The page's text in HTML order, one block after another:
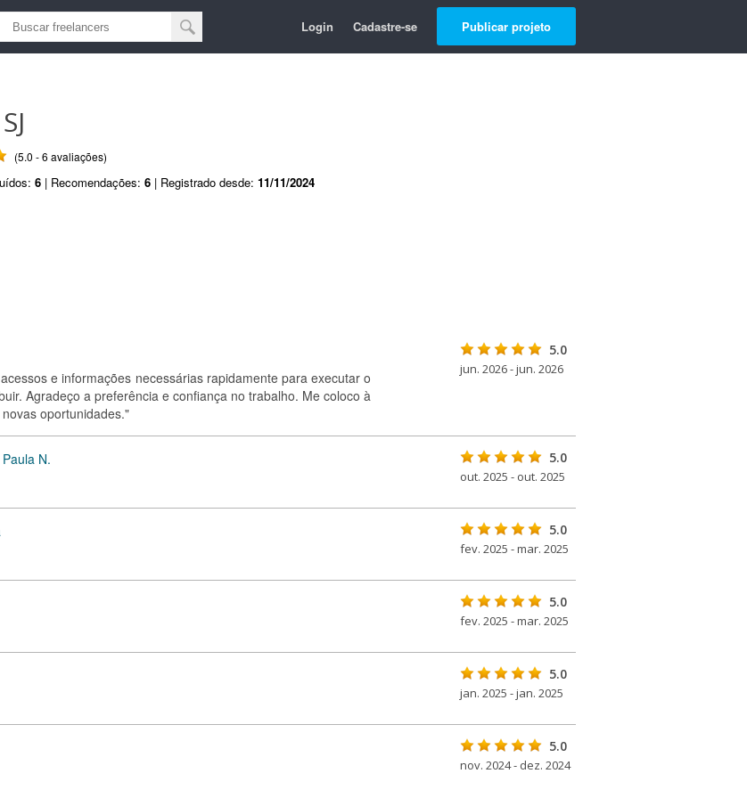
Login Cadastre-se Publicar projeto
(5.0 - 6 avaliações)
6 | Recomendações: 6 | Registrado desde: 11/11/2024
e informações necessárias rapidamente para executar o
Agradeço a preferência e confiança no trabalho. Me coloco à
oportunidades."
5.0
jun. 2026 - jun. 2026
N.
5.0
out. 2025 - out. 2025
5.0
fev. 2025 - mar. 2025
5.0
fev. 2025 - mar. 2025
5.0
jan. 2025 - jan. 2025
5.0
nov. 2024 - dez. 2024